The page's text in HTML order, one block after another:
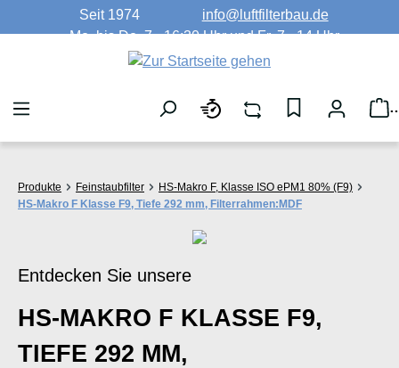
Zum Hauptinhalt springen
Seit 1974
info@luftfilterbau.de
Mo. bis Do. 7 - 16:30 Uhr und Fr. 7 - 14 Uhr
Produkte Feinstaubfilter
HS-Makro F, Klasse ISO ePM1 80% (F9)
HS-Makro F Klasse F9, Tiefe 292 mm, Filterrahmen:MDF
Entdecken Sie unsere
HS-MAKRO F KLASSE F9,
TIEFE 292 MM,